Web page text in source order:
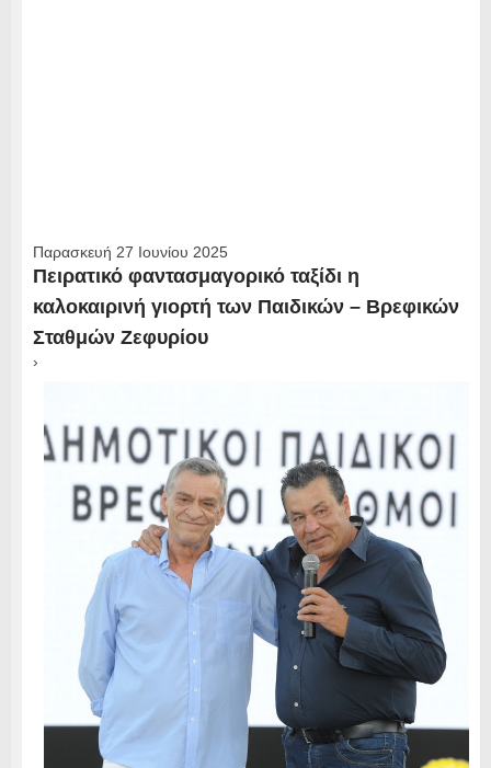
Παρασκευή 27 Ιουνίου 2025
Πειρατικό φαντασμαγορικό ταξίδι η
καλοκαιρινή γιορτή των Παιδικών – Βρεφικών
Σταθμών Ζεφυρίου
›